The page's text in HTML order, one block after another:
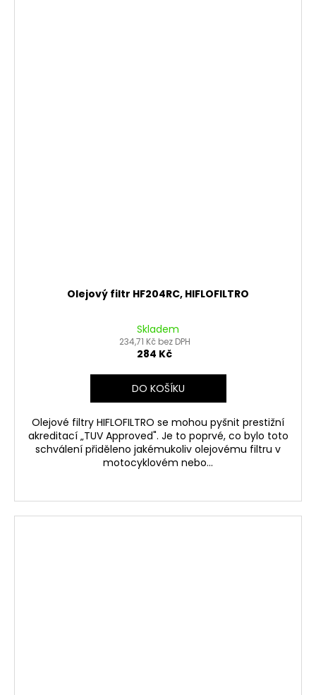
Olejový filtr HF204RC, HIFLOFILTRO
Skladem
234,71 Kč bez DPH
284 Kč
DO KOŠÍKU
Olejové filtry HIFLOFILTRO se mohou pyšnit prestižní
akreditací „TUV Approved". Je to poprvé, co bylo toto
schválení přiděleno jakémukoliv olejovému filtru v
motocyklovém nebo...